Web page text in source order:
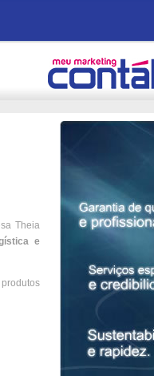
Theia
e